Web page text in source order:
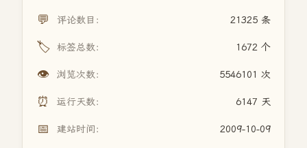
💬 评论数目： 21325 条
🏷️ 标签总数： 1672 个
👁️ 浏览次数： 5546101 次
⏰ 运行天数： 6147 天
📅 建站时间： 2009-10-09